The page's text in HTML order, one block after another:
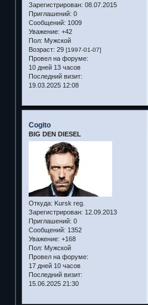
Зарегистрирован: 08.07.2015
Приглашений: 0
Сообщений: 1009
Уважение: +42
Пол: Мужской
Возраст: 29 [1997-01-07]
Провел на форуме:
10 дней 13 часов
Последний визит:
19.03.2025 12:08
Cogito
BIG DEN DIESEL
Откуда: Kursk reg.
Зарегистрирован: 12.09.2013
Приглашений: 0
Сообщений: 1352
Уважение: +168
Пол: Мужской
Провел на форуме:
17 дней 10 часов
Последний визит:
15.06.2025 21:30